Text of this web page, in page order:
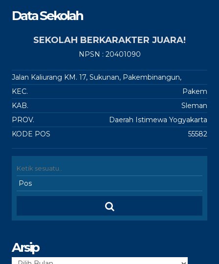
Data Sekolah
SEKOLAH BERKARAKTER JUARA!
NPSN : 20401090
Jalan Kaliurang KM. 17, Sukunan, Pakembinangun,
KEC.
Pakem
KAB.
Sleman
PROV.
Daerah Istimewa Yogyakarta
KODE POS
55582
Arsip